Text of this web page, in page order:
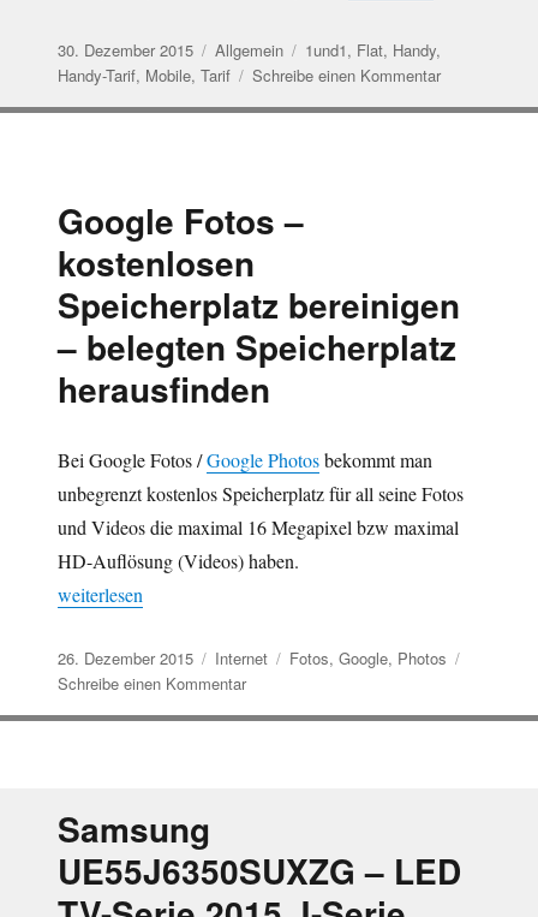
Veröffentlicht
am
30. Dezember 2015 Kategorien
Allgemein Schlagwörter
1und1, Flat, Handy,
Handy-Tarif, Mobile, Tarif Schreibe einen Kommentarzu
mit
Frei-
Einheiten
Google Fotos –
kostenlosen
Speicherplatz bereinigen
– belegten Speicherplatz
herausfinden
Bei Google Fotos /Google Photosbekommt man
unbegrenzt kostenlos Speicherplatz für all seine Fotos
und Videos die maximal 16 Megapixel bzw maximal
HD-Auflösung (Videos) haben.
„Google Fotos – kostenlosen Speicherplatz bereinigen –
weiterlesen
Veröffentlicht
am
26. Dezember 2015 Kategorien
Internet Schlagwörter
Fotos, Google, Photos
Schreibe einen Kommentarzu
–
belegten
Speicherplatz
Samsung
UE55J6350SUXZG – LED